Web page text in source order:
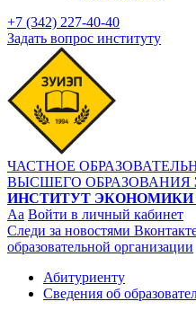
+7 (342) 227-40-40
Задать вопрос институту
ЧАСТНОЕ
ВЫСШЕГО ОБРАЗОВАНИЯ
ИНСТИТУТ ЭКОНОМИКИ
Aa Войти в личный кабинет
Следи за новостями
образовательной организации
Абитуриенту
Сведения об